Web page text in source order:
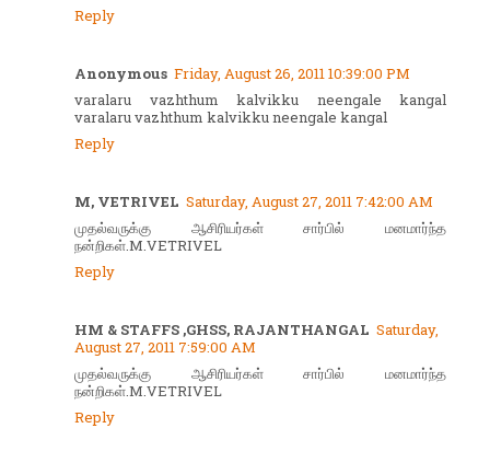
Reply
Anonymous Friday, August 26, 2011 10:39:00 PM
varalaru vazhthum kalvikku neengale kangal
varalaru vazhthum kalvikku neengale kangal
Reply
M, VETRIVEL Saturday, August 27, 2011 7:42:00 AM
முதல்வருக்கு ஆசிரியர்கள் சார்பில் மனமார்ந்த
நன்றிகள்.M.VETRIVEL
Reply
HM & STAFFS ,GHSS, RAJANTHANGAL Saturday,
August 27, 2011 7:59:00 AM
முதல்வருக்கு ஆசிரியர்கள் சார்பில் மனமார்ந்த
நன்றிகள்.M.VETRIVEL
Reply